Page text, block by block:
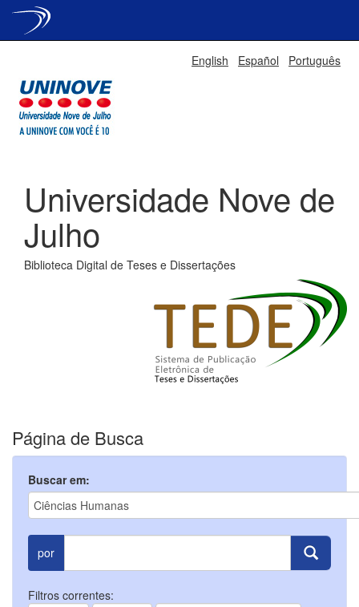
English Español Português
Universidade Nove de
Julho
Biblioteca Digital de Teses e Dissertações
Página de Busca
Buscar em:
por
Filtros correntes: